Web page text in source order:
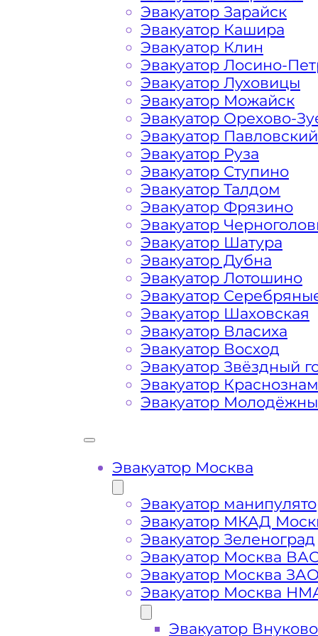
Расчет стоимости эвакуатора за
каждом конкретном случае
готова порадовать доступными
На стоимость эвакуации
Габариты, вес и тип
Заказанный эвакуатор
платформой
Маршрут от места вызова
Проспекта Мира
Затрудняющие факторы –
передач (АКПП)
Буксировка автомобиля из
Эвакуатор Зарайск
Эвакуатор Кашира
Эвакуатор Клин
Эвакуатор Лосино-
Эвакуатор Луховицы
Эвакуатор Можайск
Эвакуатор Орехово-
Эвакуатор
Эвакуатор Руза
Эвакуатор Ступино
Эвакуатор Талдом
Эвакуатор Фрязино
Эвакуатор
Эвакуатор Шатура
Эвакуатор Дубна
Эвакуатор Лотошино
Эвакуатор
Эвакуатор Шаховская
Эвакуатор Власиха
Эвакуатор Восход
Эвакуатор Звёздный
Эвакуатор
Эвакуатор
Эвакуатор Москва
Эвакуатор
Эвакуатор МКАД
Эвакуатор Зеленоград
Эвакуатор Москва
Эвакуатор Москва
Эвакуатор Москва
Эвакуатор Внуково